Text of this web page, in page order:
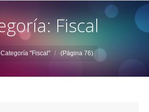
Fiscal
Categoría "Fiscal" (Página 76)